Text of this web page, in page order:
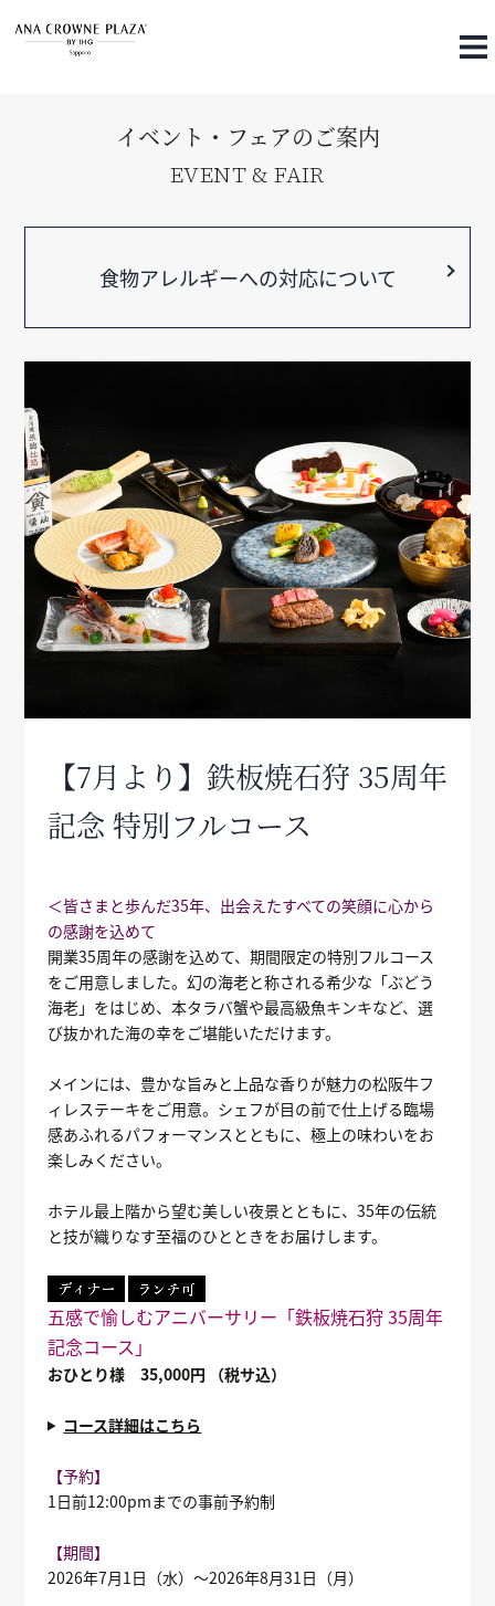
イベント・フェアのご案内
EVENT & FAIR
食物アレルギーへの対応について
【7月より】鉄板焼石狩 35周年
記念 特別フルコース
＜皆さまと歩んだ35年、出会えたすべての笑顔に心から
の感謝を込めて
開業35周年の感謝を込めて、期間限定の特別フルコース
をご用意しました。幻の海老と称される希少な「ぶどう
海老」をはじめ、本タラバ蟹や最高級魚キンキなど、選
び抜かれた海の幸をご堪能いただけます。
メインには、豊かな旨みと上品な香りが魅力の松阪牛フ
ィレステーキをご用意。シェフが目の前で仕上げる臨場
感あふれるパフォーマンスとともに、極上の味わいをお
楽しみください。
ホテル最上階から望む美しい夜景とともに、35年の伝統
と技が織りなす至福のひとときをお届けします。
五感で愉しむアニバーサリー「鉄板焼石狩 35周年
記念コース」
おひとり様 35,000円 （税サ込）
コース詳細はこちら
【予約】
1日前12:00pmまでの事前予約制
【期間】
2026年7月1日（水）～2026年8月31日（月）